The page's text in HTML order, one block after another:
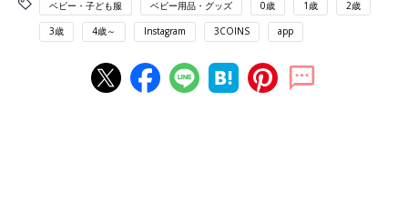
ベビー・子ども服 ベビー用品・グッズ 0歳 1歳 2歳
3歳 4歳～ Instagram 3COINS app